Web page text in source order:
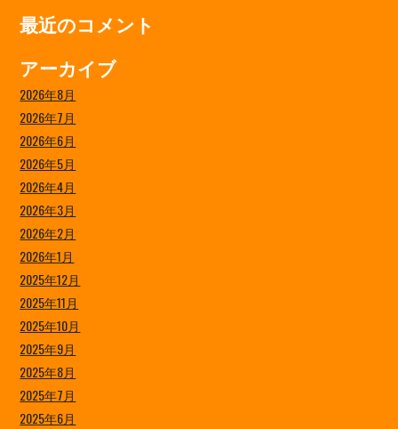
最近のコメント
アーカイブ
2026年8月
2026年7月
2026年6月
2026年5月
2026年4月
2026年3月
2026年2月
2026年1月
2025年12月
2025年11月
2025年10月
2025年9月
2025年8月
2025年7月
2025年6月